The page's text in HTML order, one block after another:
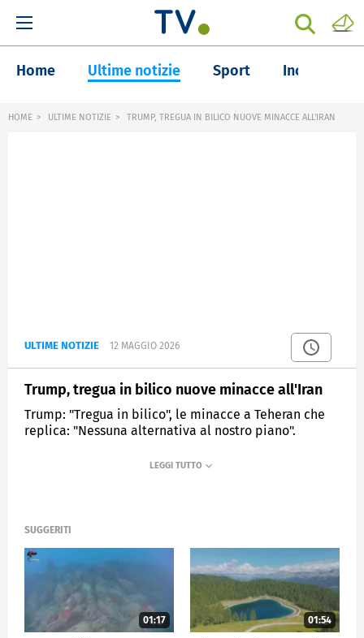
Home Ultime notizie Sport Inchieste
HOME ULTIME NOTIZIE TRUMP, TREGUA IN BILICO NUOVE MINACCE ALL'IRAN
ULTIME NOTIZIE 12 MAGGIO 2026
Trump, tregua in bilico nuove minacce all'Iran
Trump: "Tregua in bilico", le minacce a Teheran che
replica: "Nessuna alternativa al nostro piano".
SUGGERITI
01:17 01:54